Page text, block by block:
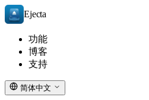
Ejecta
功能
博客
支持
简体中文